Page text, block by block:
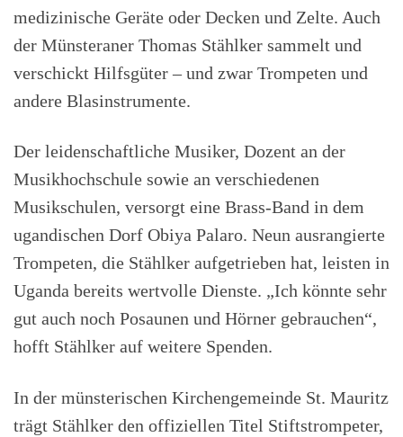
medizinische Geräte oder Decken und Zelte. Auch
der Münsteraner Thomas Stählker sammelt und
verschickt Hilfsgüter – und zwar Trompeten und
andere Blasins­trumente.
Der leidenschaftliche Musiker, Dozent an der
Musikhochschule sowie an verschiedenen
Musikschulen, versorgt eine Brass-Band in dem
ugandischen Dorf Obiya Palaro. Neun ausrangierte
Trompeten, die Stählker aufgetrieben hat, leisten in
Uganda bereits wertvolle Dienste. „Ich könnte sehr
gut auch noch Posaunen und Hörner gebrauchen“,
hofft Stählker auf weitere Spenden.
In der münsterischen Kirchengemeinde St. Mauritz
trägt Stählker den offiziellen Titel Stiftstrompeter,